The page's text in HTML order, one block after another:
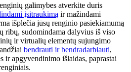
galimybes atverkite duris
įsitraukimą ir mažindami
išplečia jūsų renginio pasiekiamumą
ribų, sudomindama dalyvius iš viso
ir virtualių elementų sujungimo
bendrauti ir bendradarbiauti,
ir apgyvendinimo išlaidas, paprastai